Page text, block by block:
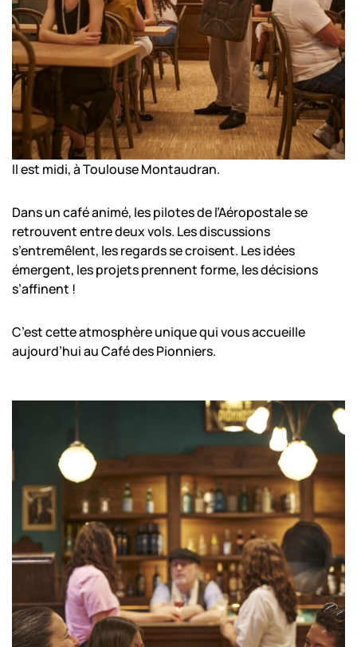
Il est midi, à Toulouse Montaudran.
Dans un café animé, les pilotes de l’Aéropostale se
retrouvent entre deux vols. Les discussions
s’entremêlent, les regards se croisent. Les idées
émergent, les projets prennent forme, les décisions
s’affinent !
C’est cette atmosphère unique qui vous accueille
aujourd’hui au Café des Pionniers.